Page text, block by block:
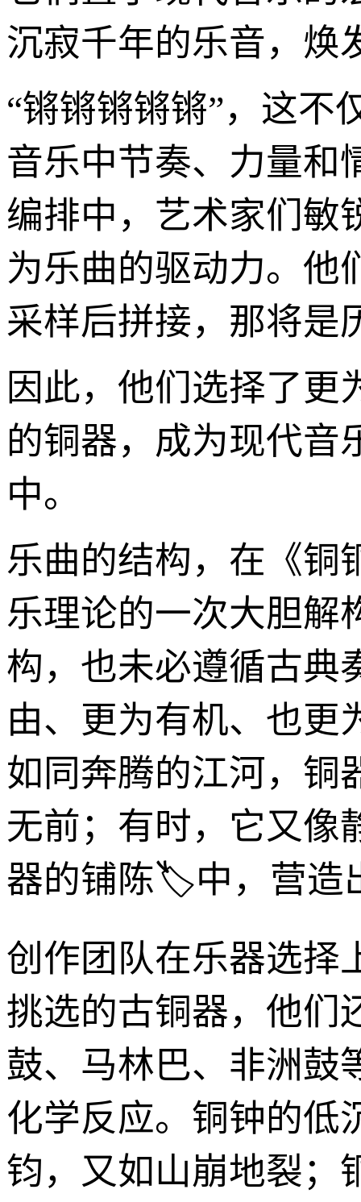
沉寂千年的乐音，焕
“锵锵锵锵锵”，这不
音乐中节奏、力量和
编排中，艺术家们敏
为乐曲的驱动力。他
采样后拼接，那将是
因此，他们选择了更
的铜器，成为现代音
中。
乐曲的结构，在《铜
乐理论的一次大胆解
构，也未必遵循古典
由、更为有机、也更
如同奔腾的江河，铜
无前；有时，它又像
器的铺陈🏷️中，营造
创作团队在乐器选择
挑选的古铜器，他们
鼓、马林巴、非洲鼓
化学反应。铜钟的低
钧，又如山崩地裂；